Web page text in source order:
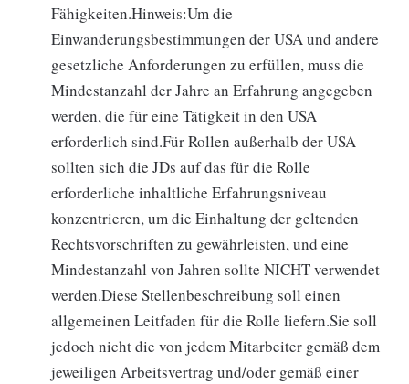
Fähigkeiten.Hinweis:Um die
Einwanderungsbestimmungen der USA und andere
gesetzliche Anforderungen zu erfüllen, muss die
Mindestanzahl der Jahre an Erfahrung angegeben
werden, die für eine Tätigkeit in den USA
erforderlich sind.Für Rollen außerhalb der USA
sollten sich die JDs auf das für die Rolle
erforderliche inhaltliche Erfahrungsniveau
konzentrieren, um die Einhaltung der geltenden
Rechtsvorschriften zu gewährleisten, und eine
Mindestanzahl von Jahren sollte NICHT verwendet
werden.Diese Stellenbeschreibung soll einen
allgemeinen Leitfaden für die Rolle liefern.Sie soll
jedoch nicht die von jedem Mitarbeiter gemäß dem
jeweiligen Arbeitsvertrag und/oder gemäß einer